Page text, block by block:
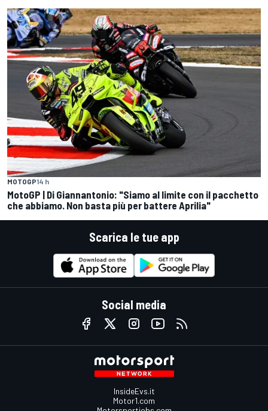
MOTOGP14 h
MotoGP | Di Giannantonio: "Siamo al limite con il pacchetto
che abbiamo. Non basta più per battere Aprilia"
Scarica le tue app
Social media
InsideEvs.it
Motor1.com